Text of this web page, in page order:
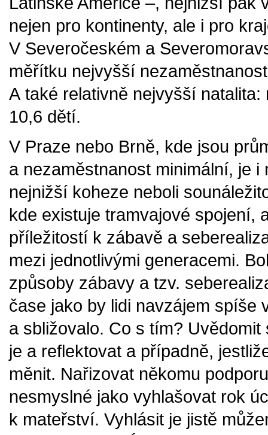
nejen pro kontinenty, ale i pro
V Severočeském a
měřítku nejvyšší
A také relativně nejvyšší
10,6 dětí.
V Praze nebo Brně, kde jsou
a nezaměstnanost minimální, je
nejnižší koheze neboli
kde existuje tramvajové spojení,
příležitostí k zábavě a
mezi jednotlivými generacemi.
způsoby zábavy a tzv.
čase jako by lidi navzájem spíše
a sbližovalo. Co s tím?
je a reflektovat a případně,
měnit. Nařizovat někomu
nesmyslné jako vyhlašovat rok
k mateřství. Vyhlásit je jistě